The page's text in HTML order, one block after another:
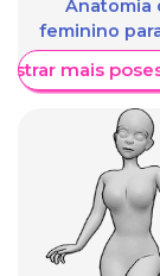
Anatomia
feminino
mais